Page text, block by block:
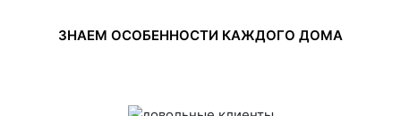
ЗНАЕМ ОСОБЕННОСТИ КАЖДОГО ДОМА